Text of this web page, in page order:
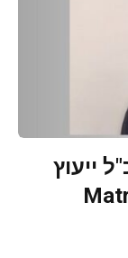
ייעוץ